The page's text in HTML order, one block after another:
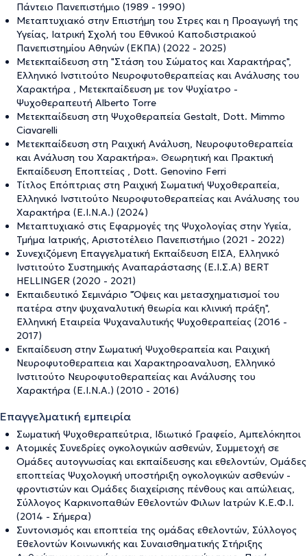
Πάντειο Πανεπιστήμιο (1989 - 1990)
Μεταπτυχιακό στην Επιστήμη του Στρες και η Προαγωγή της
Υγείας, Ιατρική Σχολή του Εθνικού Καποδιστριακού
Πανεπιστημίου Αθηνών (ΕΚΠΑ) (2022 - 2025)
Μετεκπαίδευση στη "Στάση του Σώματος και Χαρακτήρας",
Ελληνικό Ινστιτούτο Νευροφυτοθεραπείας και Ανάλυσης του
Χαρακτήρα , Μετεκπαίδευση με τον Ψυχίατρο -
Ψυχοθεραπευτή Alberto Torre
Μετεκπαίδευση στη Ψυχοθεραπεία Gestalt, Dott. Mimmo
Ciavarelli
Μετεκπαίδευση στη Ραιχική Ανάλυση, Νευροφυτοθεραπεία
και Ανάλυση του Χαρακτήρα». Θεωρητική και Πρακτική
Εκπαίδευση Εποπτείας , Dott. Genovino Ferri
Τίτλος Επόπτριας στη Ραιχική Σωματική Ψυχοθεραπεία,
Ελληνικό Ινστιτούτο Νευροφυτοθεραπείας και Ανάλυσης του
Χαρακτήρα (Ε.Ι.Ν.Α.) (2024)
Μεταπτυχιακό στις Εφαρμογές της Ψυχολογίας στην Υγεία,
Τμήμα Ιατρικής, Αριστοτέλειο Πανεπιστήμιο (2021 - 2022)
Συνεχιζόμενη Επαγγελματική Εκπαίδευση ΕΙΣΑ, Ελληνικό
Ινστιτούτο Συστημικής Αναπαράστασης (Ε.Ι.Σ.Α) BERT
HELLINGER (2020 - 2021)
Εκπαιδευτικό Σεμινάριο "Όψεις και μετασχηματισμοί του
πατέρα στην ψυχαναλυτική θεωρία και κλινική πράξη",
Ελληνική Εταιρεία Ψυχαναλυτικής Ψυχοθεραπείας (2016 -
2017)
Εκπαίδευση στην Σωματική Ψυχοθεραπεία και Ραιχική
Νευροφυτοθεραπεια και Χαρακτηροαναλυση, Ελληνικό
Ινστιτούτο Νευροφυτοθεραπείας και Ανάλυσης του
Χαρακτήρα (Ε.Ι.Ν.Α.) (2010 - 2016)
Επαγγελματική εμπειρία
Σωματική Ψυχοθεραπεύτρια, Ιδιωτικό Γραφείο, Αμπελόκηποι
Ατομικές Συνεδρίες ογκολογικών ασθενών, Συμμετοχή σε
Ομάδες αυτογνωσίας και εκπαίδευσης και εθελοντών, Ομάδες
εποπτείας Ψυχολογική υποστήριξη ογκολογικών ασθενών -
φροντιστών και Ομάδες διαχείρισης πένθους και απώλειας,
Σύλλογος Καρκινοπαθών Εθελοντών Φιλων Ιατρών Κ.Ε.Φ.Ι.
(2014 - Σήμερα)
Συντονισμός και εποπτεία της ομάδας εθελοντών, Σύλλογος
Εθελοντών Κοινωνικής και Συναισθηματικής Στήριξης